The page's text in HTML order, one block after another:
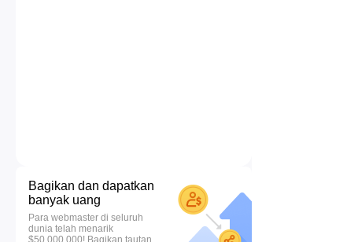
Bagikan dan dapatkan
banyak uang
Para webmaster di seluruh
dunia telah menarik
$50.000.000! Bagikan tautan